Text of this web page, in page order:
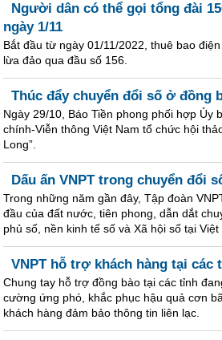
Người dân có thể gọi tổng đài
ngày 1/11
Bắt đầu từ ngày 01/11/2022, thuê bao
lừa đảo qua đầu số 156.
Thúc đẩy chuyển đổi số ở đồng
Ngày 29/10, Báo Tiền phong phối hợp Ủy
chính-Viễn thông Việt Nam tổ chức hội
Long”.
Dấu ấn VNPT trong chuyển đổi
Trong những năm gần đây, Tập đoàn
đầu của đất nước, tiên phong, dẫn dắt
phủ số, nền kinh tế số và Xã hội số tại Việt
VNPT hỗ trợ khách hàng tại các
Chung tay hỗ trợ đồng bào tại các tỉnh
cường ứng phó, khắc phục hậu quả cơn
khách hàng đảm bảo thông tin liên lạc.